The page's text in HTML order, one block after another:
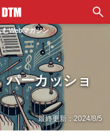
むWebマガジン
パーカッショ
最終更新： 2024/8/5